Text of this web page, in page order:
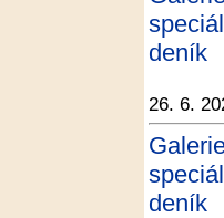
deník
26. 6.
deník